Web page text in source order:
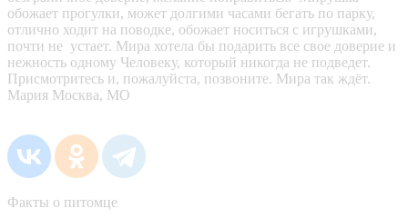
обожает прогулки, может долгими часами бегать по парку,
отлично ходит на поводке, обожает носиться с игрушками,
почти не устает. Мира хотела бы подарить все свое доверие и
нежность одному Человеку, который никогда не подведет.
Присмотритесь и, пожалуйста, позвоните. Мира так ждёт.
Мария Москва, МО
Факты о питомце